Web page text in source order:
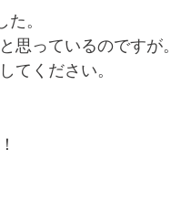
。
思っているのですが。
てください。